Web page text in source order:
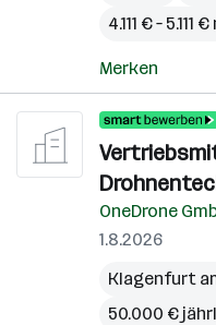
4.111 € –
Merken
OneDrone
1.8.2026
Klagenfurt
50.000 €